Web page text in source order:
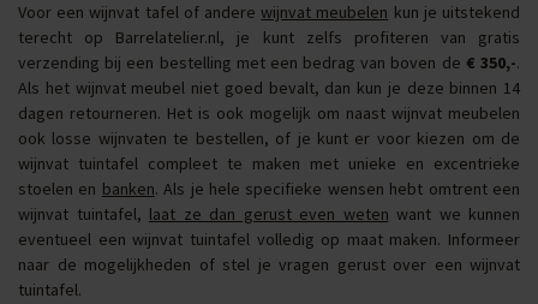
Voor een wijnvat tafel of anderewijnvat meubelen kun je uitstekend
terecht op Barrelatelier.nl, je kunt zelfs profiteren van gratis
verzending bij een bestelling met een bedrag van boven de € 350,-.
Als het wijnvat meubel niet goed bevalt, dan kun je deze binnen 14
dagen retourneren. Het is ook mogelijk om naast wijnvat meubelen
ook losse wijnvaten te bestellen, of je kunt er voor kiezen om de
wijnvat tuintafel compleet te maken met unieke en excentrieke
stoelen en banken. Als je hele specifieke wensen hebt omtrent een
wijnvat tuintafel, laat ze dan gerust even weten want we kunnen
eventueel een wijnvat tuintafel volledig op maat maken. Informeer
naar de mogelijkheden of stel je vragen gerust over een wijnvat
tuintafel.